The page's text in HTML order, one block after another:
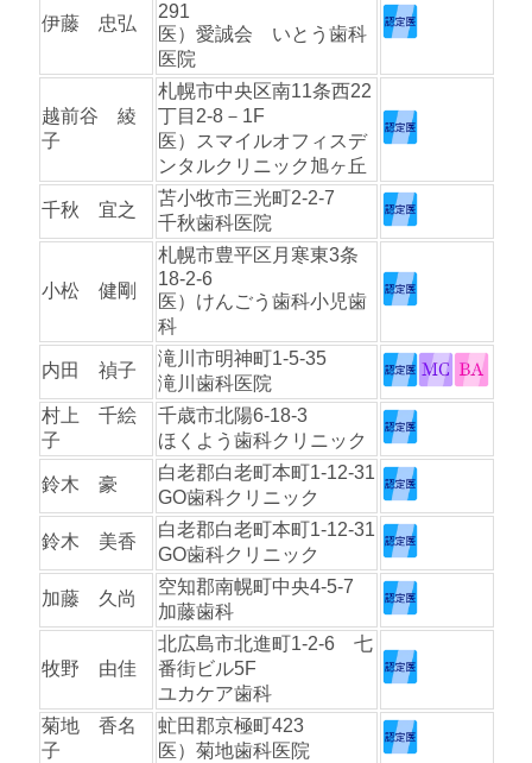
伊藤 忠弘
291
医）愛誠会 いとう歯科
医院
越前谷 綾
子
札幌市中央区南11条西22
丁目2-8－1F
医）スマイルオフィスデ
ンタルクリニック旭ヶ丘
千秋 宜之
苫小牧市三光町2-2-7
千秋歯科医院
小松 健剛
札幌市豊平区月寒東3条
18-2-6
医）けんごう歯科小児歯
科
内田 禎子
滝川市明神町1-5-35
滝川歯科医院
村上 千絵
子
千歳市北陽6-18-3
ほくよう歯科クリニック
鈴木 豪
白老郡白老町本町1-12-31
GO歯科クリニック
鈴木 美香
白老郡白老町本町1-12-31
GO歯科クリニック
加藤 久尚
空知郡南幌町中央4-5-7
加藤歯科
牧野 由佳
北広島市北進町1-2-6 七
番街ビル5F
ユカケア歯科
菊地 香名
子
虻田郡京極町423
医）菊地歯科医院